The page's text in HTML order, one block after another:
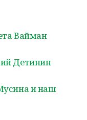
Вайман
Детинин
и наш